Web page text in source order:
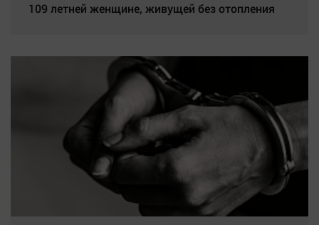
109 летней женщине, живущей без отопления